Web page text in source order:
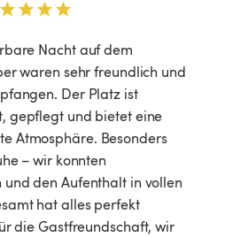
Nacht auf dem
waren sehr freundlich und
Der Platz ist
gepflegt und bietet eine
Atmosphäre. Besonders
– wir konnten
den Aufenthalt in vollen
hat alles perfekt
die Gastfreundschaft, wir